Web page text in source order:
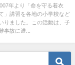
」
年より「命を守る着衣
」講習を各地の小学校など
りました。この活動は、子
事故に遭...